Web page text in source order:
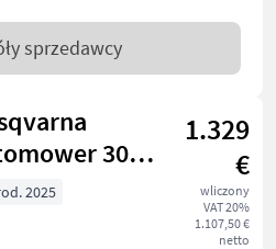
sprzedawcy
305E
kabellos
1.329
€
wliczony
VAT 20%
1.107,50 €
netto
2025